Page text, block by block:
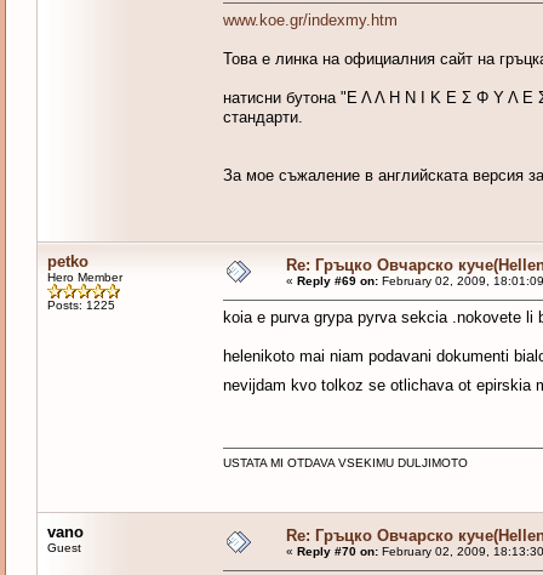
www.koe.gr/indexmy.htm
Това е линка на официалния сайт на
натисни бутона "Ε Λ Λ Η Ν Ι Κ Ε Σ Φ Υ Λ Ε
стандарти.
За мое съжаление в английската версия
petko
Hero Member
Posts: 1225
Re: Гръцко Овчарско
« Reply #69 on:February 02, 2009,
koia e purva grypa pyrva sekcia .nokovete li
helenikoto mai niam podavani dokumenti
nevijdam kvo tolkoz se otlichava ot
USTATA MI OTDAVA VSEKIMU DULJIMOTO
vano
Guest
Re: Гръцко Овчарско
« Reply #70 on:February 02, 2009,